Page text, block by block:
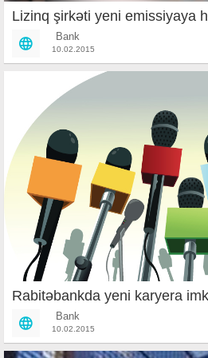
Lizinq şirkəti yeni emissiyaya
Bank
10.02.2015
Rabitəbankda yeni karyera
Bank
10.02.2015